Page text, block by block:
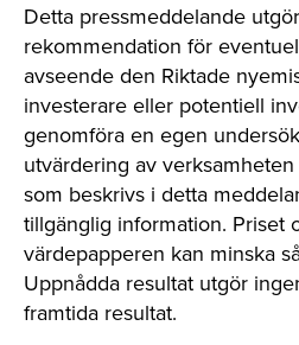
Detta pressmeddelande
rekommendation för
avseende den Riktade
investerare eller potentiell
genomföra en egen
utvärdering av
som beskrivs i detta
tillgänglig information. Priset
värdepapperen kan minska
Uppnådda resultat utgör
framtida resultat.